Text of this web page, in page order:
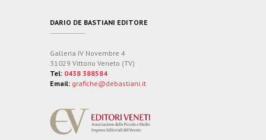
DARIO DE BASTIANI EDITORE
Galleria IV Novembre 4
31029 Vittorio Veneto (TV)
Tel: 0438 388584
Email: grafiche@debastiani.it